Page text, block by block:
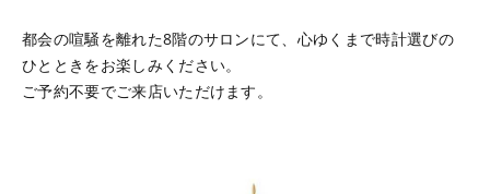
都会の喧騒を離れた8階のサロンにて、心ゆくまで時計選びの
ひとときをお楽しみください。
ご予約不要でご来店いただけます。